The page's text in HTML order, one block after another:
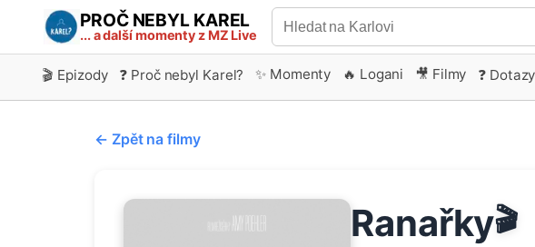
PROČ NEBYL KAREL
... a další momenty z MZ Live
🎬 Epizody ❓ Proč nebyl Karel? ✨ Momenty 🔥 Logani 🎥 Filmy ❓ Dotazy
← Zpět na filmy
Ranařky🎬